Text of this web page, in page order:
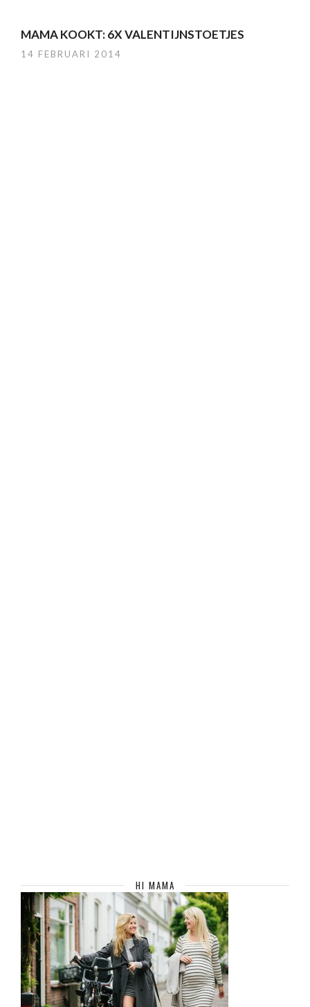
MAMA KOOKT: 6X VALENTIJNSTOETJES
14 FEBRUARI 2014
HI MAMA